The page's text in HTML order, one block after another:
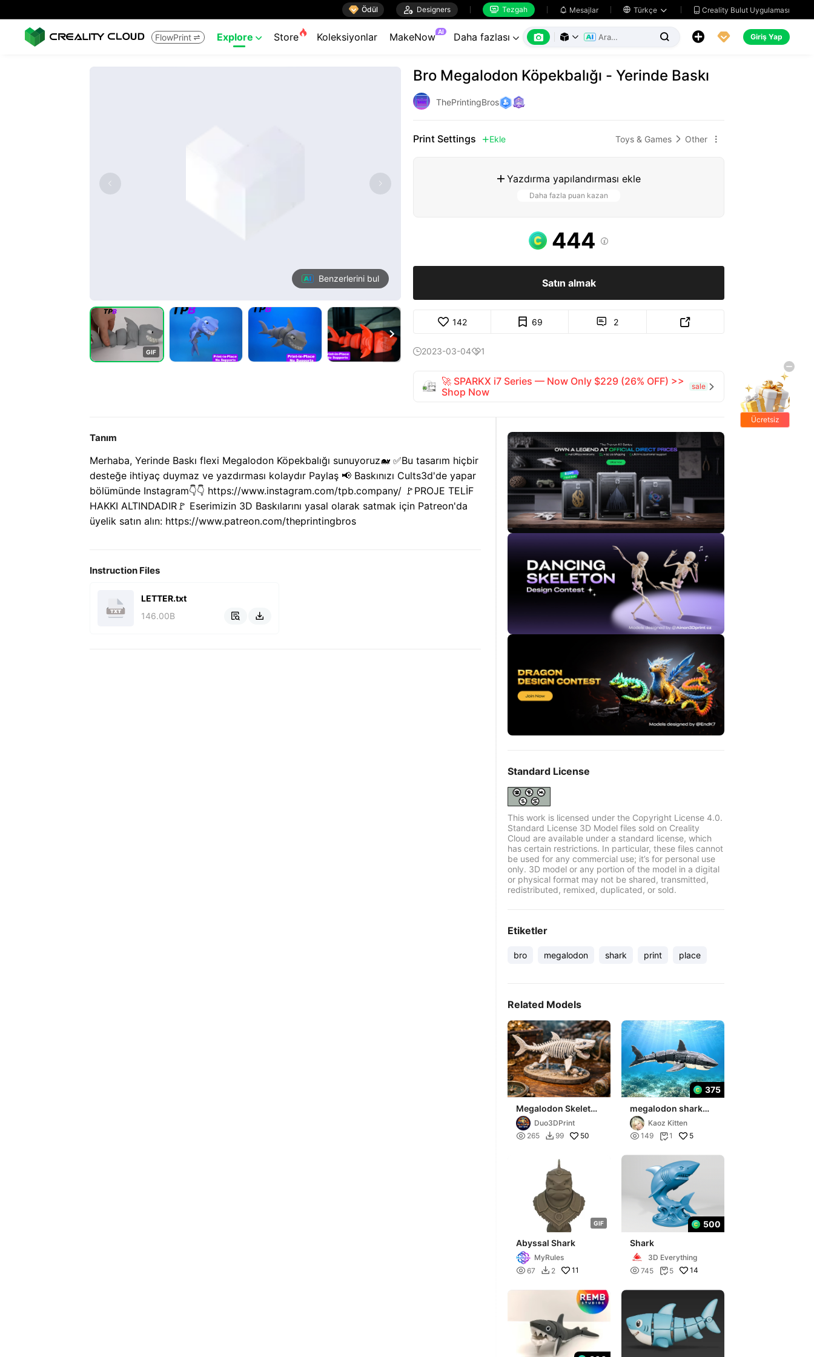
 Ödül  Designers  Tezgah  Mesajlar  Türkçe   Creality Bulut Uygulaması
FlowPrint  Explore  Store Koleksiyonlar MakeNow AI Daha fazlası        Giriş Yap
Benzerlerini bul
GIF

Bro Megalodon Köpekbalığı - Yerinde Baskı
ThePrintingBros
Print Settings  Ekle Toys & Games  Other 
 Yazdırma yapılandırması ekle
Daha fazla puan kazan
444 
Satın almak
142 69  2 
2023-03-041
🚀 SPARKX i7 Series — Now Only $229 (26% OFF) >>
Shop Now
sale 
Tanım
Merhaba, Yerinde Baskı flexi Megalodon Köpekbalığı sunuyoruz🐋 ✅Bu tasarım hiçbir
desteğe ihtiyaç duymaz ve yazdırması kolaydır Paylaş 📢 Baskınızı Cults3d'de yapar
bölümünde Instagram👇👇 https://www.instagram.com/tpb.company/ 🚩PROJE TELİF
HAKKI ALTINDADIR🚩 Eserimizin 3D Baskılarını yasal olarak satmak için Patreon'da
üyelik satın alın: https://www.patreon.com/theprintingbros
Instruction Files
LETTER.txt
146.00B
 
Standard License
This work is licensed under the Copyright License 4.0.
Standard License 3D Model files sold on Creality
Cloud are available under a standard license, which
has certain restrictions. In particular, these files cannot
be used for any commercial use; it’s for personal use
only. 3D model or any portion of the model in a digital
or physical format may not be shared, transmitted,
redistributed, remixed, duplicated, or sold.
Etiketler
bro megalodon shark print place
Related Models
Megalodon Skeleton
– Detailed
Prehistoric Shark
Duo3DPrint
 265  99 50
375
megalodon shark
prehistoric dinosaur
flexi print in place
Kaoz Kitten
 149 1 5
GIF
Abyssal Shark
MyRules
 67  2 11
500
Shark
3D Everything
 745  5 14
Ücretsiz